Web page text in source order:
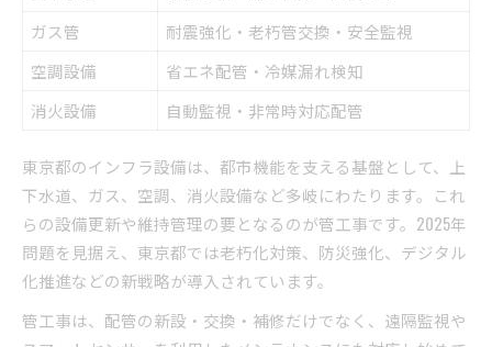
ガス管
耐震強化・老朽管交換・安全監視
空調設備
省エネ配管・冷媒漏れ検知
消火設備
自動監視・非常時対応配管
東京都のインフラ設備は、都市機能を支える基盤として、上
下水道、ガス、空調、消火設備など多岐にわたります。これ
らの設備更新や維持管理の要となるのが管工事です。2025年
問題を見据え、東京都では老朽化対策、防災強化、デジタル
化推進などの新戦略が導入されています。
管工事は、配管の新設・交換・補修だけでなく、遠隔監視や